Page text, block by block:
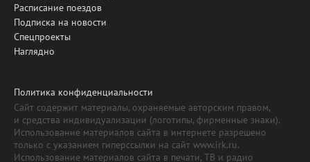
Расписание поездов
Подписка на новости
Спецпроекты
Наглядно
Политика конфиденциальности
Сайт содержит материалы, охраняемые авторским правом,
и средства индивидуализации (логотипы, фирменные знаки).
Использование материалов сайта в интернете разрешено
только с указанием гиперссылки на сайт www.irk.ru.
Использование материалов сайта в печати, ТВ и радио